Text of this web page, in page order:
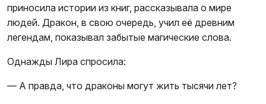
приносила истории из книг, рассказывала о мире
людей. Дракон, в свою очередь, учил её древним
легендам, показывал забытые магические слова.
Однажды Лира спросила:
— А правда, что драконы могут жить тысячи лет?